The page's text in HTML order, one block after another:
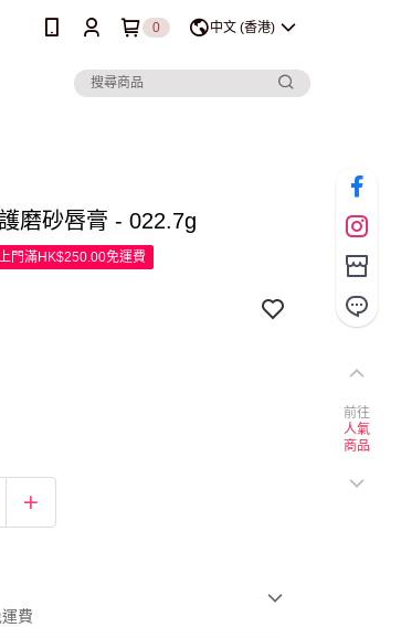
0 中文 (香港)
磨砂唇膏 - 022.7g
門滿HK$250.00免運費
費
前往
人氣
商品